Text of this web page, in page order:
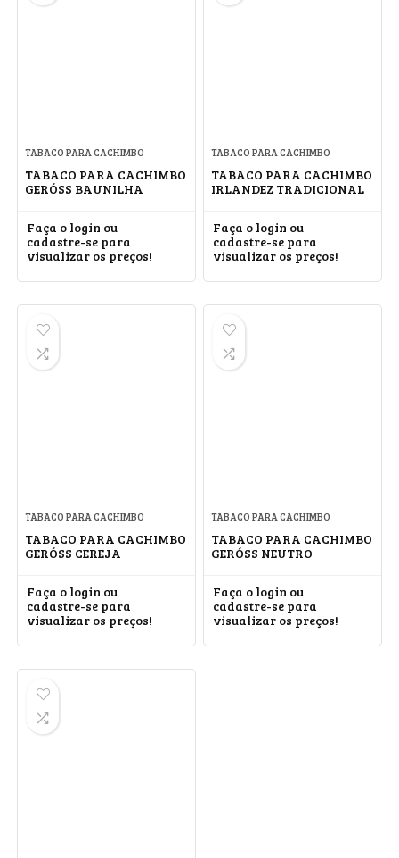
TABACO PARA CACHIMBO
TABACO PARA CACHIMBO
GERÓSS BAUNILHA
Faça o login ou
cadastre-se para
visualizar os preços!
TABACO PARA CACHIMBO
TABACO PARA CACHIMBO
IRLANDEZ TRADICIONAL
Faça o login ou
cadastre-se para
visualizar os preços!
TABACO PARA CACHIMBO
TABACO PARA CACHIMBO
GERÓSS CEREJA
Faça o login ou
cadastre-se para
visualizar os preços!
TABACO PARA CACHIMBO
TABACO PARA CACHIMBO
GERÓSS NEUTRO
Faça o login ou
cadastre-se para
visualizar os preços!